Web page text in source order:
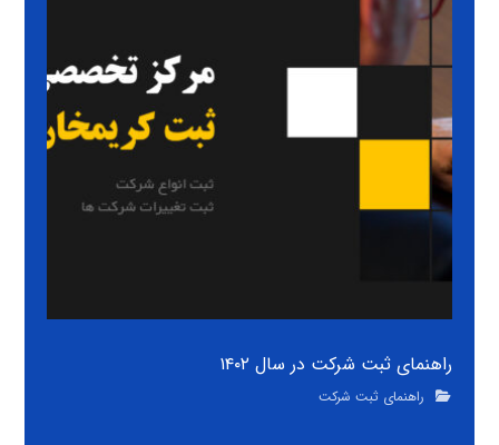
راهنمای ثبت شرکت در سال ۱۴۰۲
راهنمای ثبت شرکت